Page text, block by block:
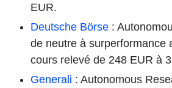
EUR.
Deutsche Börse :
de neutre à surperformance
cours relevé de 248 EUR à
Generali : Autonomous